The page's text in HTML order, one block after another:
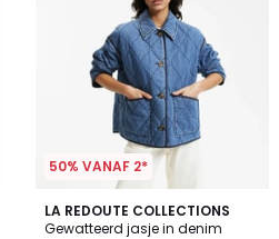
50% VANAF 2*
LA REDOUTE COLLECTIONS
Gewatteerd jasje in denim
5
/